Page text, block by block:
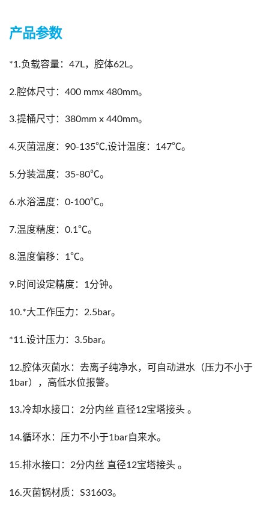
产品参数
*1.负载容量：47L，腔体62L。
2.腔体尺寸：400 mmx 480mm。
3.提桶尺寸：380mm x 440mm。
4.灭菌温度：90-135℃,设计温度：147℃。
5.分装温度：35-80℃。
6.水浴温度：0-100℃。
7.温度精度：0.1℃。
8.温度偏移：1℃。
9.时间设定精度：1分钟。
10.*大工作压力：2.5bar。
*11.设计压力：3.5bar。
12.腔体灭菌水：去离子纯净水，可自动进水（压力不小于
1bar），高低水位报警。
13.冷却水接口：2分内丝 直径12宝塔接头 。
14.循环水：压力不小于1bar自来水。
15.排水接口：2分内丝 直径12宝塔接头 。
16.灭菌锅材质：S31603。